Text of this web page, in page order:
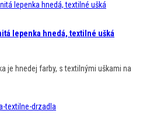
lepenka hnedá, textilné ušká
je hnedej farby, s textilnými uškami na